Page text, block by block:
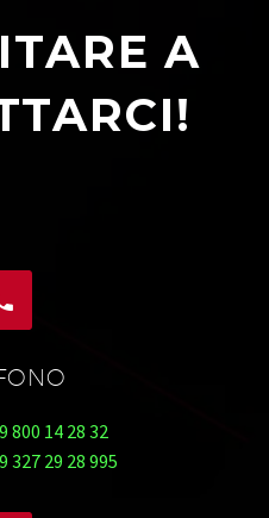
A
800 14 28 32
327 29 28 995